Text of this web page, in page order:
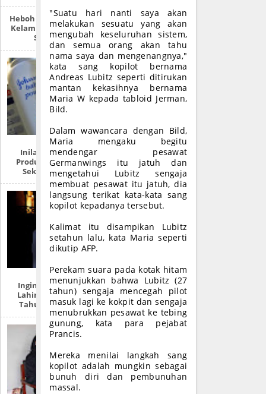
Heboh ‘Survei’ Ukur
Kelamin Siswa SMP
Sabang
Inilah Produk-
Produk Zionis Di
Sekitar Anda
Ingin Tahu Hari
Lahirmu Dalam
Tahun Hijriah?
"Suatu hari nanti saya akan
melakukan sesuatu yang akan
mengubah keseluruhan sistem,
dan semua orang akan tahu
nama saya dan mengenangnya,"
kata sang kopilot bernama
Andreas Lubitz seperti ditirukan
mantan kekasihnya bernama
Maria W kepada tabloid Jerman,
Bild.
Dalam wawancara dengan Bild,
Maria mengaku begitu
mendengar pesawat
Germanwings itu jatuh dan
mengetahui Lubitz sengaja
membuat pesawat itu jatuh, dia
langsung terikat kata-kata sang
kopilot kepadanya tersebut.
Kalimat itu disampikan Lubitz
setahun lalu, kata Maria seperti
dikutip AFP.
Perekam suara pada kotak hitam
menunjukkan bahwa Lubitz (27
tahun) sengaja mencegah pilot
masuk lagi ke kokpit dan sengaja
menubrukkan pesawat ke tebing
gunung, kata para pejabat
Prancis.
Mereka menilai langkah sang
kopilot adalah mungkin sebagai
bunuh diri dan pembunuhan
massal.